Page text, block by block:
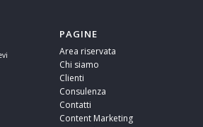
PAGINE
Area riservata
Chi siamo
Clienti
Consulenza
Contatti
Content Marketing